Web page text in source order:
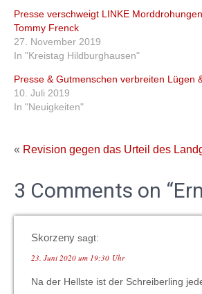
Presse verschweigt LINKE
Tommy Frenck
27. November 2019
In "Kreistag Hildburghausen"
Presse & Gutmenschen verbreiten Lügen
10. Juli 2019
In "Neuigkeiten"
« Revision gegen das Urteil des
3 Comments on
Skorzeny sagt:
23. Juni 2020 um 19:30 Uhr
Na der Hellste ist der Schreiberling